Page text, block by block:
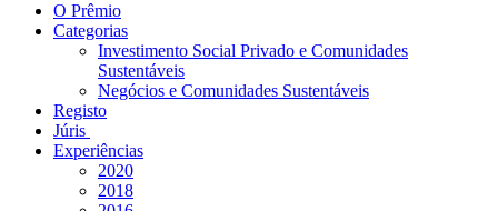
O Prêmio
Categorias
Investimento Social Privado e Comunidades
Sustentáveis
Negócios e Comunidades Sustentáveis
Registo
Júris
Experiências
2020
2018